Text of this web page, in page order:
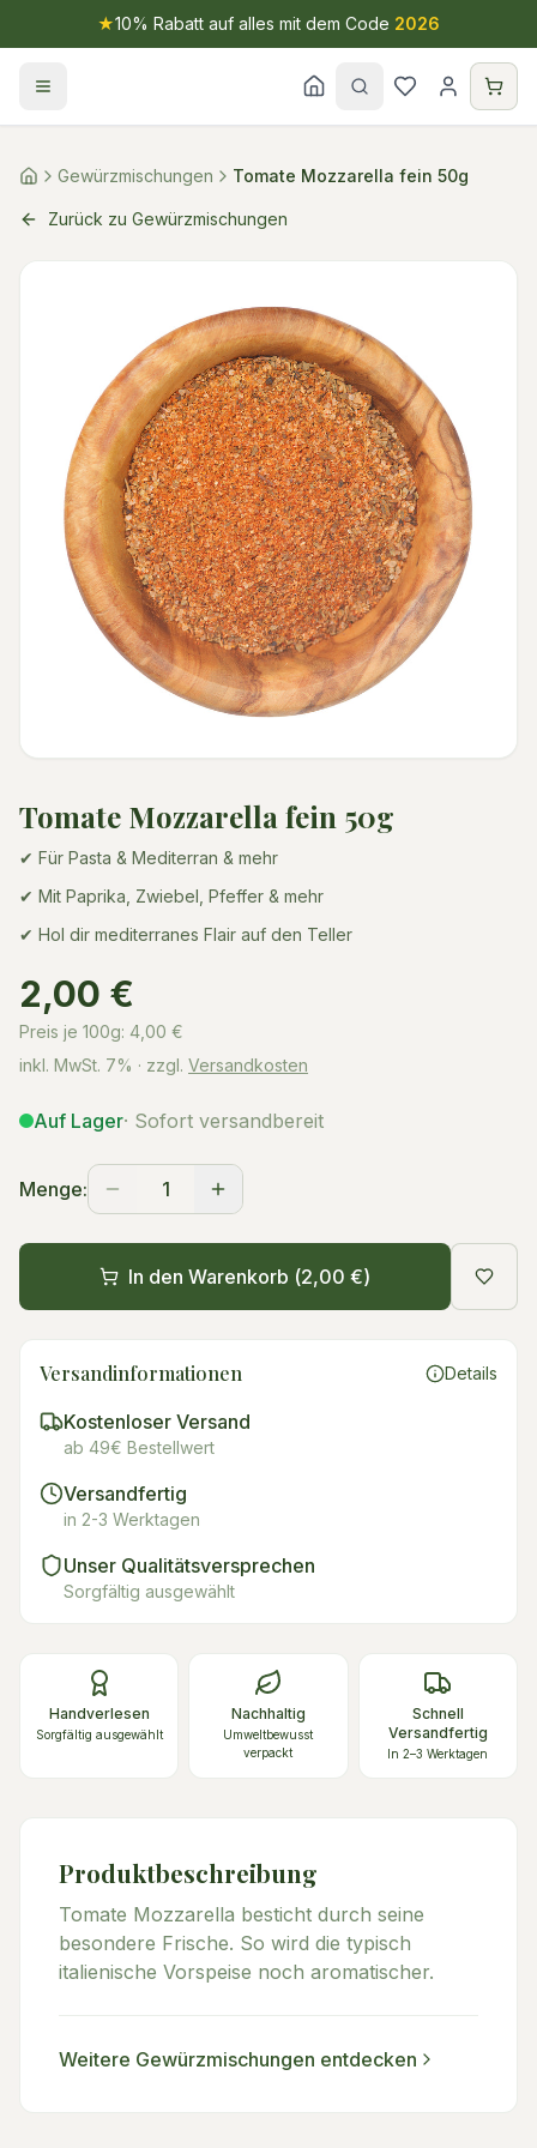
★10% Rabatt auf alles mit dem Code 2026
Gewürzmischungen Tomate Mozzarella fein 50g
Zurück zu Gewürzmischungen
Tomate Mozzarella fein 50g
✔ Für Pasta & Mediterran & mehr
✔ Mit Paprika, Zwiebel, Pfeffer & mehr
✔ Hol dir mediterranes Flair auf den Teller
2,00 €
Preis je 100g: 4,00 €
inkl. MwSt. 7% · zzgl. Versandkosten
Auf Lager· Sofort versandbereit
Menge: 1
In den Warenkorb (2,00 €)
Versandinformationen Details
Kostenloser Versand
ab 49€ Bestellwert
Versandfertig
in 2-3 Werktagen
Unser Qualitätsversprechen
Sorgfältig ausgewählt
Handverlesen
Sorgfältig ausgewählt
Nachhaltig
Umweltbewusst
verpackt
Schnell
Versandfertig
In 2–3 Werktagen
Produktbeschreibung
Tomate Mozzarella besticht durch seine
besondere Frische. So wird die typisch
italienische Vorspeise noch aromatischer.
Weitere Gewürzmischungen entdecken